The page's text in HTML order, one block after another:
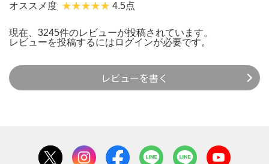
オススメ度 4.5点
現在、3245件のレビューが投稿されています。
レビューを投稿するには ログインが必要です。
レビューを書く